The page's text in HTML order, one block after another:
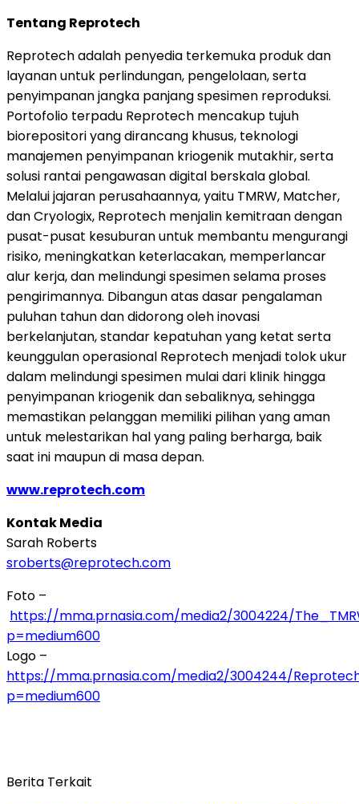
Tentang Reprotech
Reprotech adalah penyedia terkemuka produk dan
layanan untuk perlindungan, pengelolaan, serta
penyimpanan jangka panjang spesimen reproduksi.
Portofolio terpadu Reprotech mencakup tujuh
biorepositori yang dirancang khusus, teknologi
manajemen penyimpanan kriogenik mutakhir, serta
solusi rantai pengawasan digital berskala global.
Melalui jajaran perusahaannya, yaitu TMRW, Matcher,
dan Cryologix, Reprotech menjalin kemitraan dengan
pusat-pusat kesuburan untuk membantu mengurangi
risiko, meningkatkan keterlacakan, memperlancar
alur kerja, dan melindungi spesimen selama proses
pengirimannya. Dibangun atas dasar pengalaman
puluhan tahun dan didorong oleh inovasi
berkelanjutan, standar kepatuhan yang ketat serta
keunggulan operasional Reprotech menjadi tolok ukur
dalam melindungi spesimen mulai dari klinik hingga
penyimpanan kriogenik dan sebaliknya, sehingga
memastikan pelanggan memiliki pilihan yang aman
untuk melestarikan hal yang paling berharga, baik
saat ini maupun di masa depan.
www.reprotech.com
Kontak Media
Sarah Roberts
sroberts@reprotech.com
Foto –
https://mma.prnasia.com/media2/3004224/
p=medium600
Logo –
https://mma.prnasia.com/media2/3004244/
p=medium600
Berita Terkait